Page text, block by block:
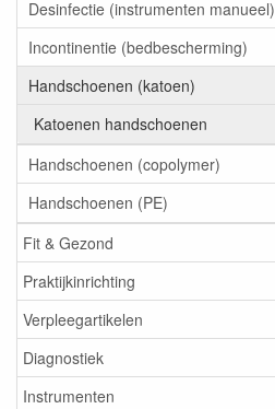
Desinfectie (instrumenten manueel)
Incontinentie (bedbescherming)
Handschoenen (katoen)
Katoenen handschoenen
Handschoenen (copolymer)
Handschoenen (PE)
Fit & Gezond
Praktijkinrichting
Verpleegartikelen
Diagnostiek
Instrumenten